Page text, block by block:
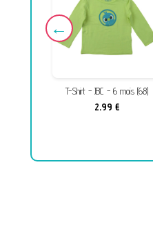
T-Shirt - JBC - 6 mois (68)
2,99 €